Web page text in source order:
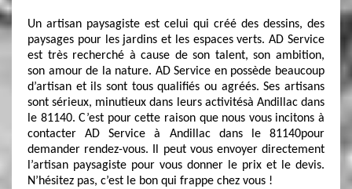
Un artisan paysagiste est celui qui créé des dessins, des
paysages pour les jardins et les espaces verts. AD Service
est très recherché à cause de son talent, son ambition,
son amour de la nature. AD Service en possède beaucoup
d’artisan et ils sont tous qualifiés ou agréés. Ses artisans
sont sérieux, minutieux dans leurs activitésà Andillac dans
le 81140. C’est pour cette raison que nous vous incitons à
contacter AD Service à Andillac dans le 81140pour
demander rendez-vous. Il peut vous envoyer directement
l’artisan paysagiste pour vous donner le prix et le devis.
N’hésitez pas, c’est le bon qui frappe chez vous !